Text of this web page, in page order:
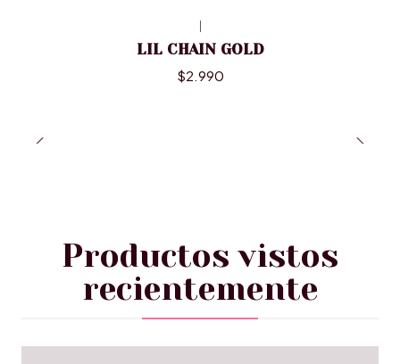
LIL CHAIN GOLD
$2.990
Productos vistos
recientemente